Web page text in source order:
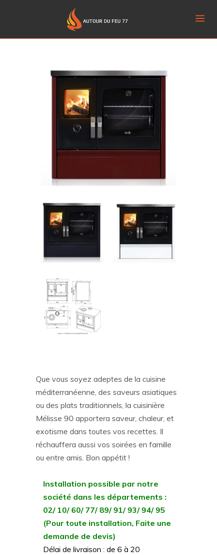
Que vous soyez adeptes de la cuisine
méditerranéenne, des saveurs asiatiques
ou des plats traditionnels, la cuisinière
Mélisse 90 apportera saveur, chaleur, et
exotisme dans toutes vos recettes. Il
réchauffera aussi vos soirées en famille
ou entre amis. Bon appétit !
Installation possible par notre
société dans les départements :
02/ 10/ 60/ 77/ 89/ 91/ 93/ 94/ 95
(Pour toute installation, Faite une
demande de devis)
Délai de livraison : de 6 à 20